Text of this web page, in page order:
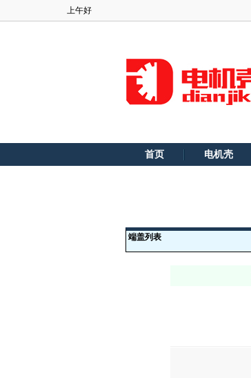
上午好
首页 电机壳
端盖列表